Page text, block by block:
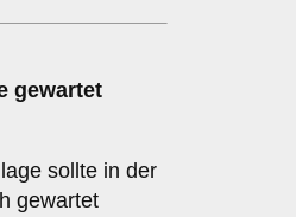
gewartet
sollte in der
gewartet